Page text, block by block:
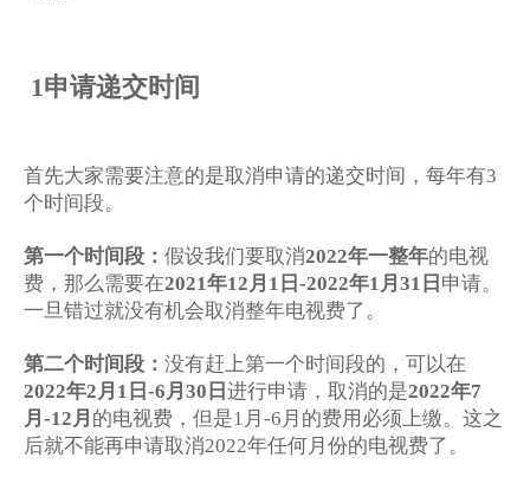
1申请递交时间
首先大家需要注意的是取消申请的递交时间，每年有3
个时间段。
第一个时间段： 假设我们要取消2022年一整年的电视
费，那么需要在2021年12月 1 日-2022年1月31 日申请。
一旦错过就没有机会取消整年电视费了。
第二个时间段： 没有赶上第一个时间段的，可以在
2022年2月 1 日-6月30 日进行申请，取消的是2022年7
月-12月的电视费，但是1 月-6 月的费用必须上缴。这之
后就不能再申请取消2022年任何月份的电视费了。